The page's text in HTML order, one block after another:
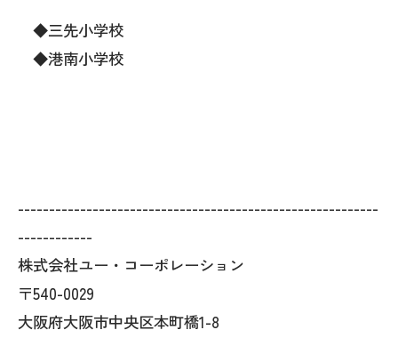
◆三先小学校
◆港南小学校
----------------------------------------------------------
------------
株式会社ユー・コーポレーション
〒540-0029
大阪府大阪市中央区本町橋1-8